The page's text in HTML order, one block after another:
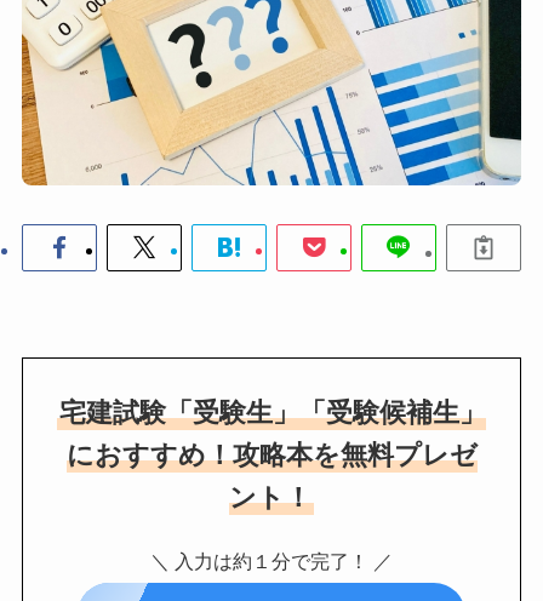
宅建試験「受験生」「受験候補生」
におすすめ！攻略本を無料プレゼ
ント！
＼ 入力は約１分で完了！ ／